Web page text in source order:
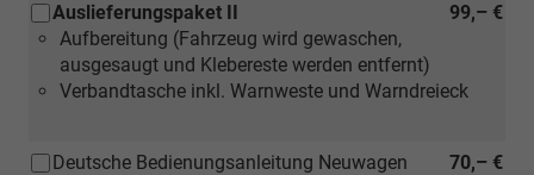
99,– €
Auslieferungspaket II
Aufbereitung (Fahrzeug wird gewaschen,
ausgesaugt und Klebereste werden entfernt)
Verbandtasche inkl. Warnweste und Warndreieck
70,– €
Deutsche Bedienungsanleitung Neuwagen